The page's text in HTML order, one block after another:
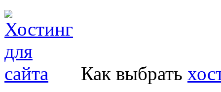
Как выбрать